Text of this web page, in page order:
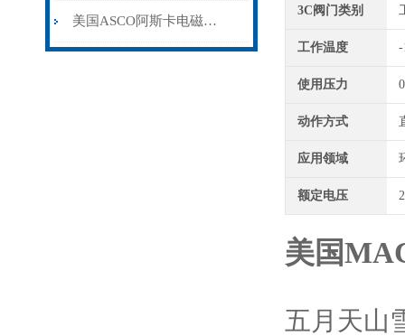
美国ASCO阿斯卡电磁阀选型依据
3C阀门类别
工作温度 -
使用压力
动作方式
应用领域
额定电压
美国
五月天山